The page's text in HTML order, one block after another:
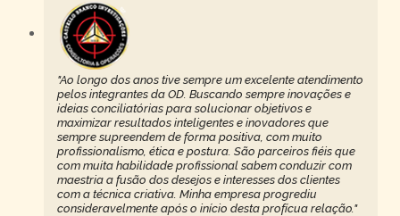
"Ao longo dos anos tive sempre um excelente atendimento
pelos integrantes da OD. Buscando sempre inovações e
ideias conciliatórias para solucionar objetivos e
maximizar resultados inteligentes e inovadores que
sempre supreendem de forma positiva, com muito
profissionalismo, ética e postura. São parceiros fiéis que
com muita habilidade profissional sabem conduzir com
maestria a fusão dos desejos e interesses dos clientes
com a técnica criativa. Minha empresa progrediu
consideravelmente após o início desta profícua relação."